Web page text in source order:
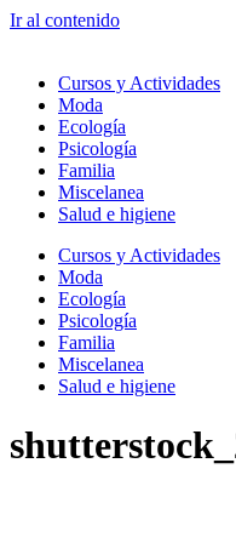
Ir al contenido
Cursos y Actividades
Moda
Ecología
Psicología
Familia
Miscelanea
Salud e higiene
Cursos y Actividades
Moda
Ecología
Psicología
Familia
Miscelanea
Salud e higiene